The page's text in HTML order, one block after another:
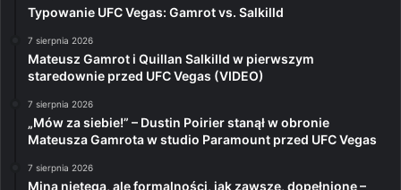
Typowanie UFC Vegas: Gamrot vs. Salkilld
7 sierpnia 2026
Mateusz Gamrot i Quillan Salkilld w pierwszym
staredownie przed UFC Vegas (VIDEO)
7 sierpnia 2026
„Mów za siebie!” – Dustin Poirier stanął w obronie
Mateusza Gamrota w studio Paramount przed UFC Vegas
7 sierpnia 2026
Mina nietęga, ale formalności, jak zawsze, dopełnione –